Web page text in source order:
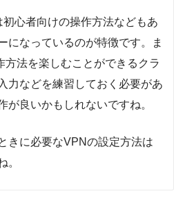
心者向けの操作方法などもあ
になっているのが特徴です。ま
方法を楽しむことができるクラ
力などを練習しておく必要があ
が良いかもしれないですね。
きに必要なVPNの設定方法は
。